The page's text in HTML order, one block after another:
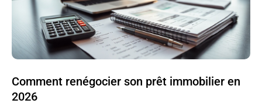
Comment renégocier son prêt immobilier en
2026